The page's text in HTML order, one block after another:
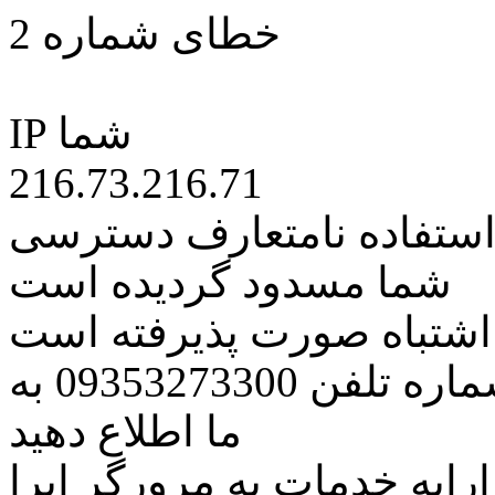
خطای شماره 2
IP شما
216.73.216.71
نامتعارف دسترسی
شما مسدود گردیده است
اشتباه صورت پذیرفته است
مراتب این مسئله را از طریق شماره تلفن 09353273300 به
ما اطلاع دهید
خدمات به مرورگر اپرا